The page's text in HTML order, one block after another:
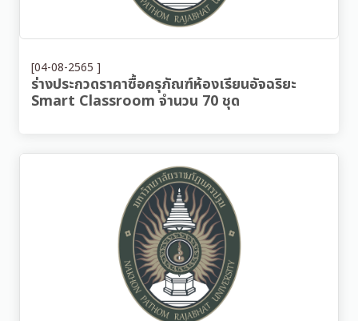
[04-08-2565 ]
ร่างประกวดราคาซื้อครุภัณฑ์ห้องเรียนอัจฉริยะ
Smart Classroom จำนวน 70 ชุด